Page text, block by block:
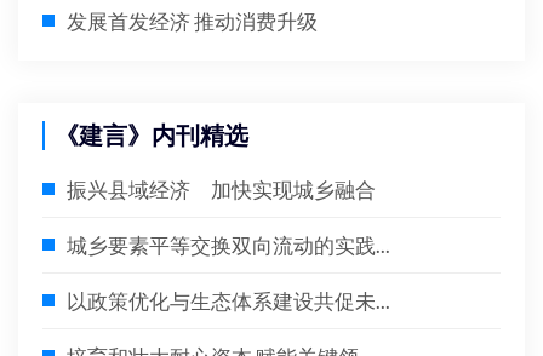
发展首发经济 推动消费升级
《建言》内刊精选
振兴县域经济 加快实现城乡融合
城乡要素平等交换双向流动的实践...
以政策优化与生态体系建设共促未...